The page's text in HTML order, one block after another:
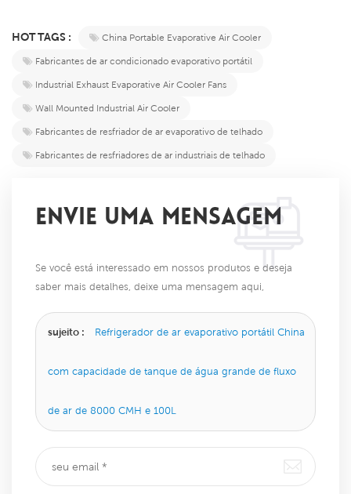
HOT TAGS :
China Portable Evaporative Air Cooler
Fabricantes de ar condicionado evaporativo portátil
Industrial Exhaust Evaporative Air Cooler Fans
Wall Mounted Industrial Air Cooler
Fabricantes de resfriador de ar evaporativo de telhado
Fabricantes de resfriadores de ar industriais de telhado
ENVIE UMA MENSAGEM
Se você está interessado em nossos produtos e deseja
saber mais detalhes, deixe uma mensagem aqui,
sujeito : Refrigerador de ar evaporativo portátil China
com capacidade de tanque de água grande de fluxo
de ar de 8000 CMH e 100L